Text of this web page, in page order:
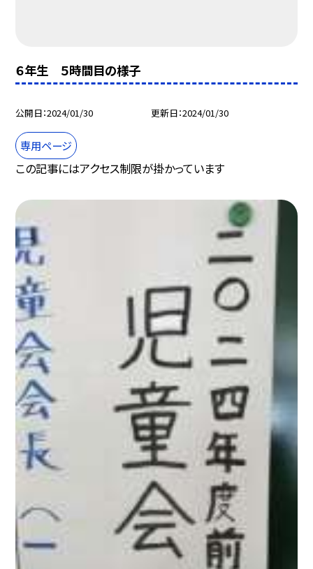
６年生 ５時間目の様子
公開日 2024/01/30 更新日 2024/01/30
専用ページ
この記事にはアクセス制限が掛かっています